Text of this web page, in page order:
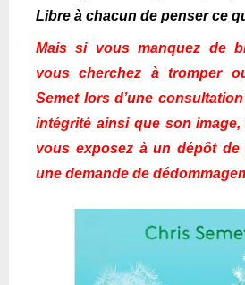
Libre à chacun de penser ce
Mais si vous manquez de
vous cherchez à tromper
Semet lors d’une
intégrité ainsi que son
vous exposez à un dépôt de
une demande de